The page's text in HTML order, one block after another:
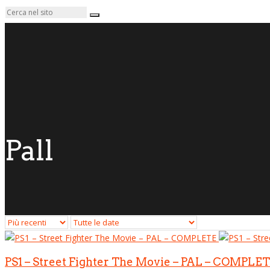
Pall
PS1 – Street Fighter The Movie – PAL –